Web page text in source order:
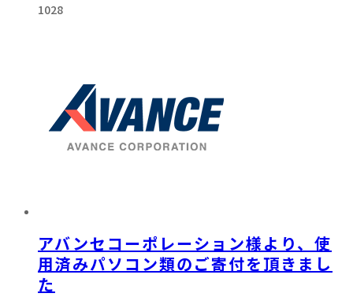
1028
アバンセコーポレーション様より、使
用済みパソコン類のご寄付を頂きまし
た